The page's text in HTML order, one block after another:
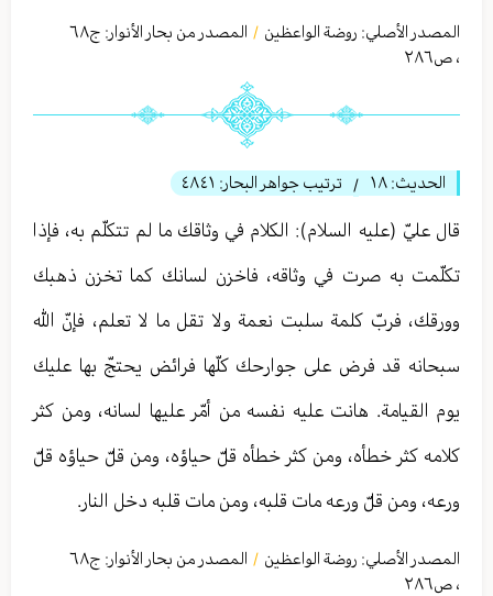
المصدر الأصلي: روضة الواعظين / المصدر من بحار الأنوار: ج٦٨
، ص٢٨٦
الحديث: ١٨ / ترتيب جواهر البحار: ٤٨٤١
قال عليّ (عليه السلام): الكلام في وثاقك ما لم تتكلّم به، فإذا
تكلّمت به صرت في وثاقه، فاخزن لسانك كما تخزن ذهبك
وورقك، فربّ كلمة سلبت نعمة ولا تقل ما لا تعلم، فإنّ الله
سبحانه قد فرض على جوارحك كلّها فرائض يحتجّ بها عليك
يوم القيامة. هانت عليه نفسه من أمّر عليها لسانه، ومن كثر
كلامه كثر خطأه، ومن كثر خطأه قلّ حياؤه، ومن قلّ حياؤه قلّ
ورعه، ومن قلّ ورعه مات قلبه، ومن مات قلبه دخل النار.
المصدر الأصلي: روضة الواعظين / المصدر من بحار الأنوار: ج٦٨
، ص٢٨٦